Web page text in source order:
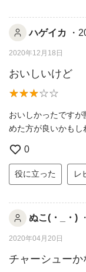
ハゲイカ ・
2020年12月18日
おいしいけど
おいしかったです
めた方が良いかもし
0
役に立った レ
ぬこ(・_・)
2020年04月20日
チャーシュー